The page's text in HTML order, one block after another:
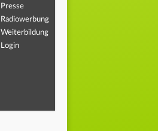
Presse
Radiowerbung
Weiterbildung
Login